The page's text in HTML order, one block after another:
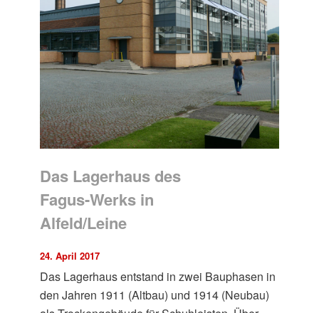
Das Lagerhaus des
Fagus-Werks in
Alfeld/Leine
24. April 2017
Das Lagerhaus entstand in zwei Bauphasen in
den Jahren 1911 (Altbau) und 1914 (Neubau)